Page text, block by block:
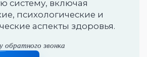
сотрудниках
граждан в сфере охраны
телефоны органов
систему, включая
психологические и
аспекты здоровья.
обратного звонка